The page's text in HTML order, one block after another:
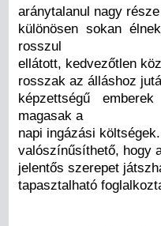
aránytalanul nagy
különösen sokan
rosszul
ellátott, kedvezőtlen
rosszak az álláshoz
képzettségű
magasak a
napi ingázási
valószínűsíthető, hogy
jelentős szerepet
tapasztalható